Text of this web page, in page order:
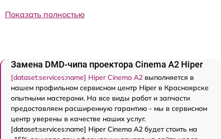
Показать полностью
Замена DMD-чипа проектора Cinema A2 Hiper
[dataset:services:name] Hiper Cinema A2 выполняется в
нашем профильном сервисном центр Hiper в Красноярске
опытными мастерами. На все виды работ и запчасти
предоставляем расширенную гарантию - мы в сервисном
центр уверены в качестве наших услуг.
[dataset:services:name] Hiper Cinema A2 будет стоить на